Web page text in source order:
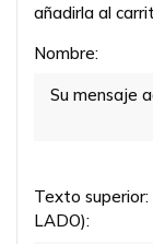
añadirla al
Nombre:
Texto superior:
LADO):